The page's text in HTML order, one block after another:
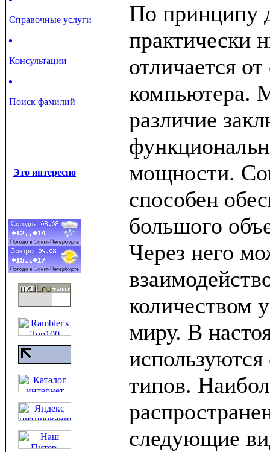
Справочные услуги
Консультации
Поиск фамилий
Это интересно
По принципу
практически
отличается
компьютера.
различие
мощности.
способен
большого
Через него
количеством
миру. В
типов.
следующие